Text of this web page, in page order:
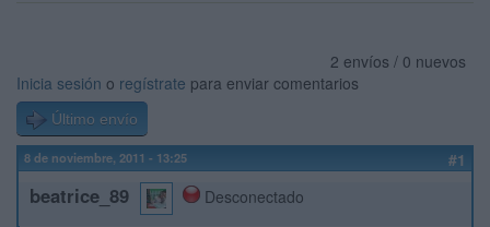
2 envíos / 0 nuevos
Inicia sesión o regístrate para enviar comentarios
Último envío
8 de noviembre, 2011 - 13:25 #1
beatrice_89
Desconectado